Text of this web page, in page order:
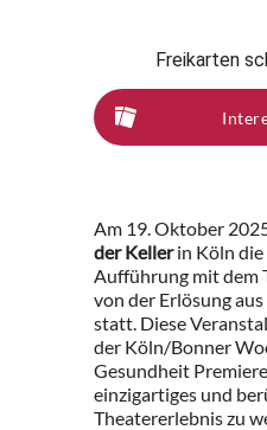
Freikarten
Am 19. Oktober
der Kellerin Köln die
Aufführung mit dem
von der Erlösung
statt. Diese
der Köln/Bonner
Gesundheit
einzigartiges und
Theatererlebnis zu